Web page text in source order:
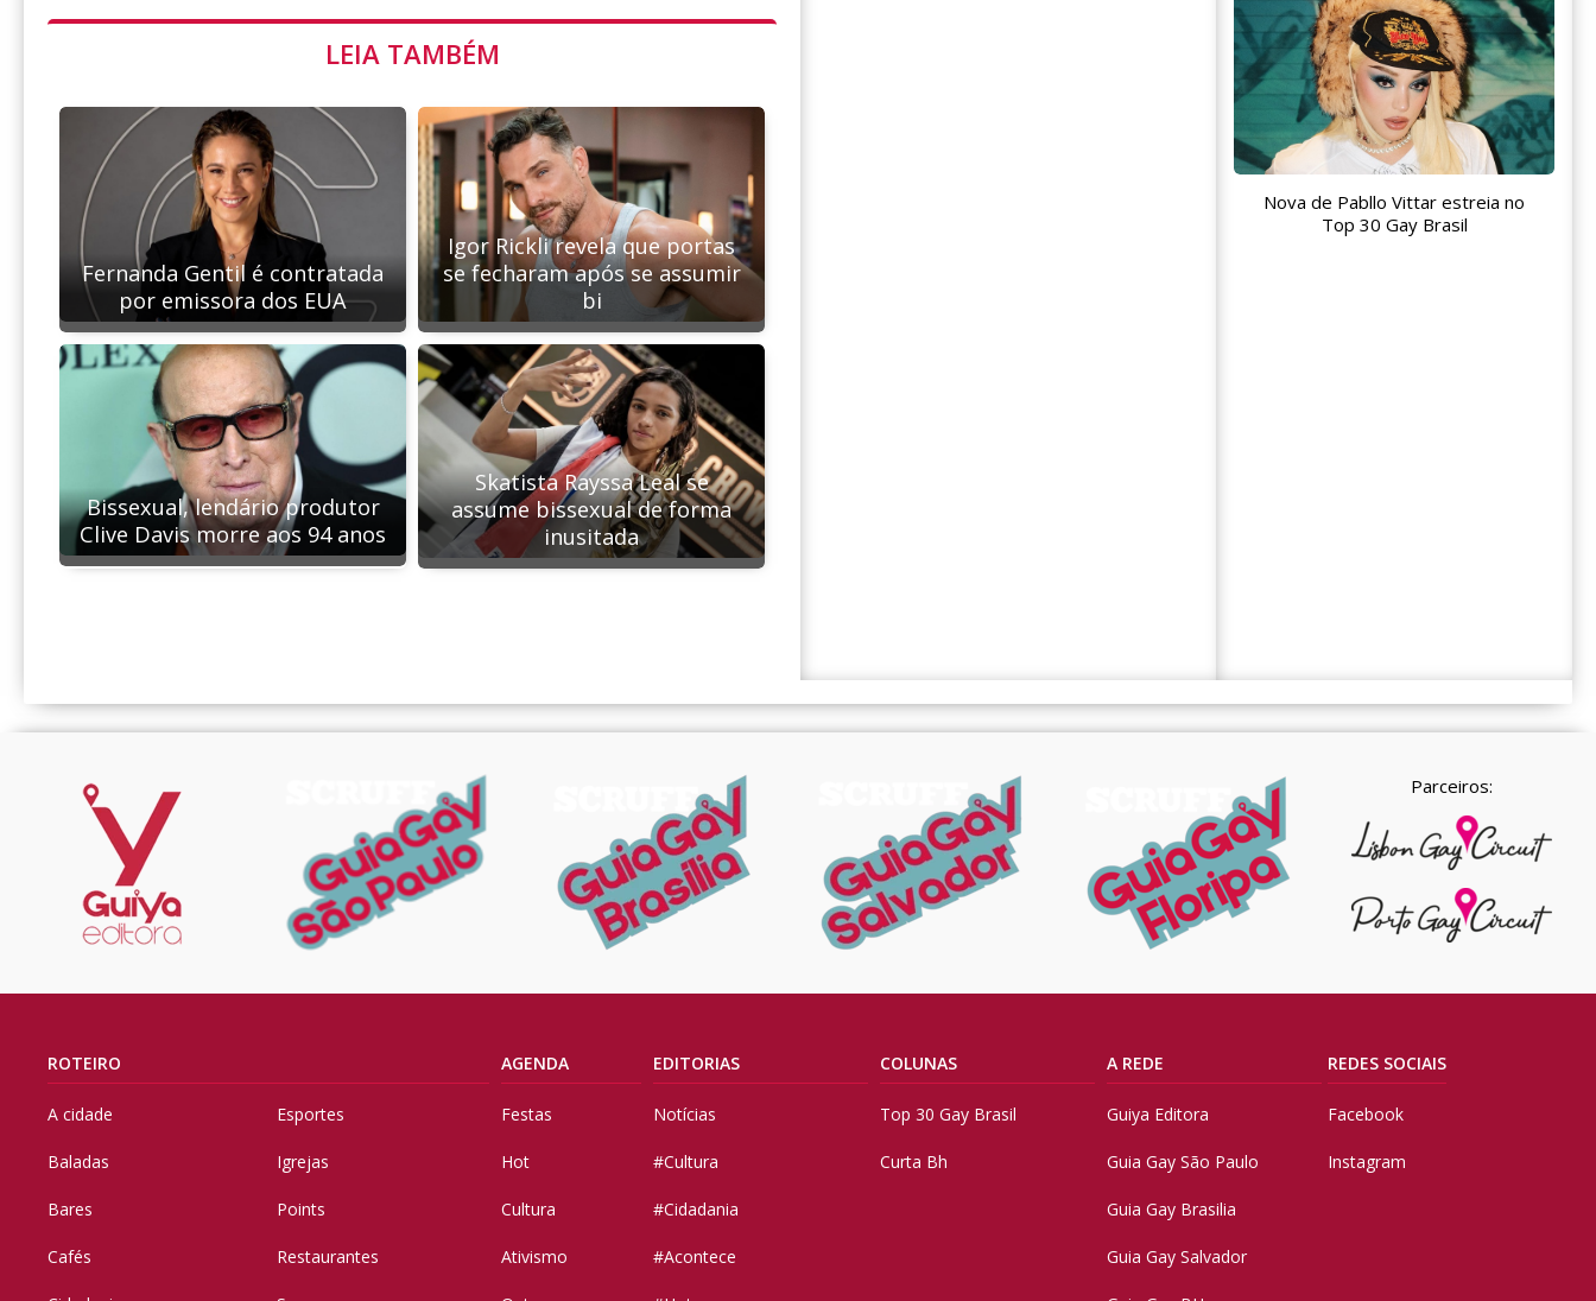
LEIA TAMBÉM
Fernanda Gentil é contratada
por emissora dos EUA
Igor Rickli revela que portas
se fecharam após se assumir
bi
Bissexual, lendário produtor
Clive Davis morre aos 94 anos
Skatista Rayssa Leal se
assume bissexual de forma
inusitada
Nova de Pabllo Vittar estreia no
Top 30 Gay Brasil
Parceiros:
ROTEIRO
A cidade
Baladas
Bares
Cafés
Esportes
Igrejas
Points
Restaurantes
AGENDA
Festas
Hot
Cultura
Ativismo
EDITORIAS
Notícias
#Cultura
#Cidadania
#Acontece
COLUNAS
Top 30 Gay Brasil
Curta Bh
A REDE
Guiya Editora
Guia Gay São Paulo
Guia Gay Brasilia
Guia Gay Salvador
REDES SOCIAIS
Facebook
Instagram